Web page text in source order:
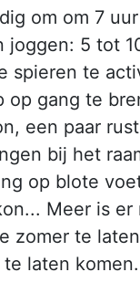
om om 7
joggen: 5 tot
spieren te
op gang te
een paar
bij het
op blote
Meer is er
zomer te
laten komen.